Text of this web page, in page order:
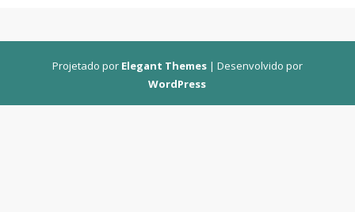
Projetado por Elegant Themes| Desenvolvido por
WordPress